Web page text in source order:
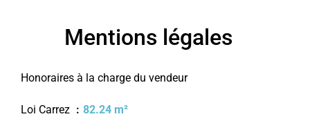
Mentions légales
Honoraires à la charge du vendeur
Loi Carrez 82.24 m²